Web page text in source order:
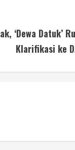
‘Dewa Datuk’
Klarifikasi ke